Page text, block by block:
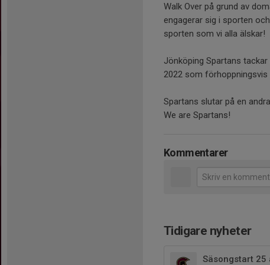
Walk Over på grund av
engagerar sig i sporten
sporten som vi alla älskar!
Jönköping Spartans
2022 som förhoppningsvis
Spartans slutar på en
We are Spartans!
Kommentarer
Tidigare nyheter
Säsongstart 25